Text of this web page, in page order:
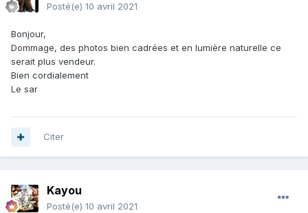
Posté(e) 10 avril 2021
Bonjour,
Dommage, des photos bien cadrées et en lumière naturelle ce
serait plus vendeur.
Bien cordialement
Le sar
Citer
Kayou
Posté(e) 10 avril 2021